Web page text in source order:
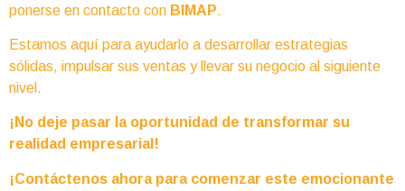
ponerse en contacto con BIMAP.
Estamos aquí para ayudarlo a desarrollar estrategias
sólidas, impulsar sus ventas y llevar su negocio al siguiente
nivel.
¡No deje pasar la oportunidad de transformar su
realidad empresarial!
¡Contáctenos ahora para comenzar este emocionante